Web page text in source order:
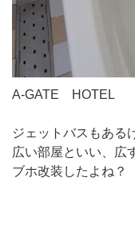
A-GATE HOTEL
ジェットバスもある
広い部屋といい、広
ブホ改装したよね？